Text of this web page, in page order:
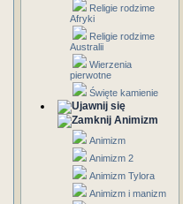
Religie rodzime
Afryki
Religie rodzime
Australii
Wierzenia
pierwotne
Święte kamienie
Animizm
Animizm
Animizm 2
Animizm Tylora
Animizm i manizm